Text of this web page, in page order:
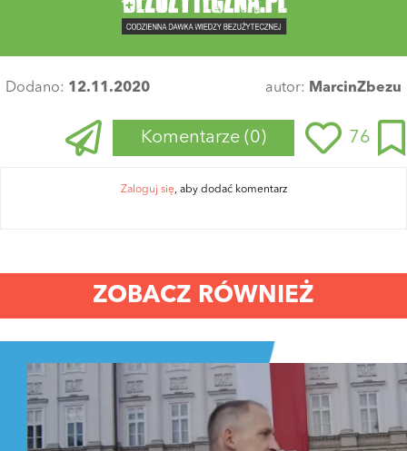
Dodano: 12.11.2020 autor: MarcinZbezu
Komentarze (0) 76
Zaloguj się, aby dodać komentarz
ZOBACZ RÓWNIEŻ